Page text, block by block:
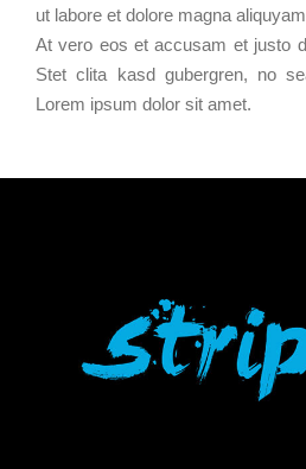
ut labore et dolore magna
At vero eos et accusam et justo
Stet clita kasd gubergren, no
Lorem ipsum dolor sit amet.